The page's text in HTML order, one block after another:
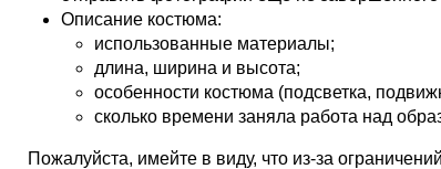
Описание костюма:
использованные материалы;
длина, ширина и высота;
особенности костюма (подсветка,
сколько времени заняла работа над
Пожалуйста, имейте в виду, что из-за